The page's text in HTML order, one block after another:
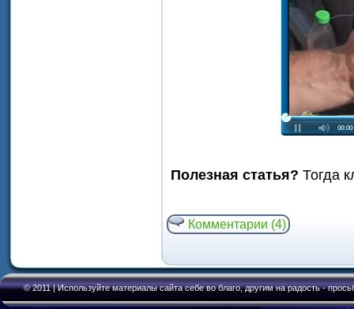
Полезная статья? Тогда
Комментарии (4)
© 2011 | Используйте материалы сайта себе во благо, другим на радость -